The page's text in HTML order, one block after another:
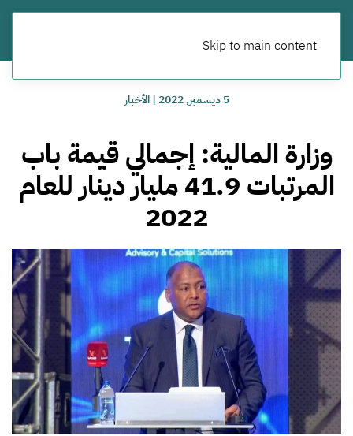
Skip to main content
5 ديسمبر, 2022 |الأخبار
وزارة المالية: إجمالي قيمة باب
المرتبات 41.9 مليار دينار للعام
2022